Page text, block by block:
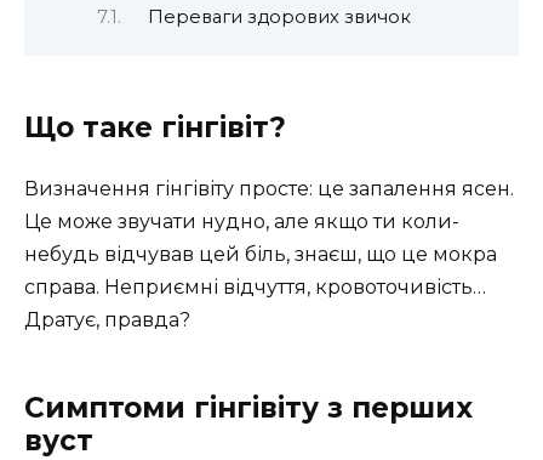
Переваги здорових звичок
Що таке гінгівіт?
Визначення гінгівіту просте: це запалення ясен.
Це може звучати нудно, але якщо ти коли-
небудь відчував цей біль, знаєш, що це мокра
справа. Неприємні відчуття, кровоточивість…
Дратує, правда?
Симптоми гінгівіту з перших
вуст